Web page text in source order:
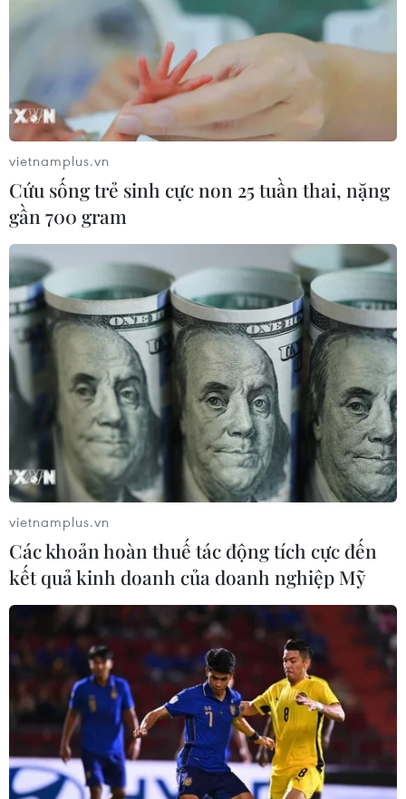
vietnamplus.vn
Cứu sống trẻ sinh cực non 25 tuần thai, nặng
gần 700 gram
vietnamplus.vn
Các khoản hoàn thuế tác động tích cực đến
kết quả kinh doanh của doanh nghiệp Mỹ